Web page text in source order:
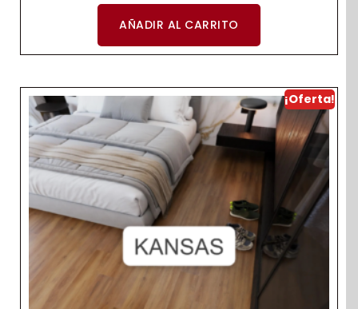
AÑADIR AL CARRITO
¡Oferta!